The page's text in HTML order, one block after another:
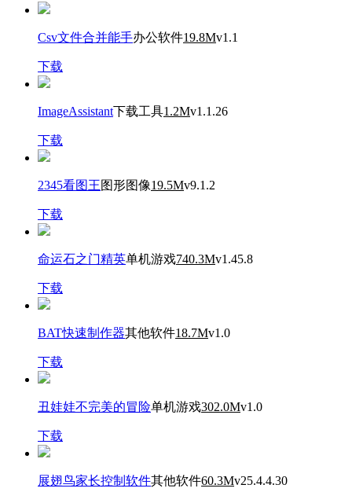
Csv文件合并能手办公软件19.8Mv1.1
下载
ImageAssistant下载工具1.2Mv1.1.26
下载
2345看图王图形图像19.5Mv9.1.2
下载
命运石之门精英单机游戏740.3Mv1.45.8
下载
BAT快速制作器其他软件18.7Mv1.0
下载
丑娃娃不完美的冒险单机游戏302.0Mv1.0
下载
展翅鸟家长控制软件其他软件60.3Mv25.4.4.30